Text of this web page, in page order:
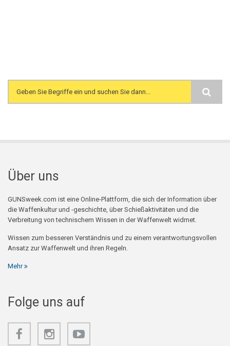
Search form
Über uns
GUNSweek.com ist eine Online-Plattform, die sich der Information über
die Waffenkultur und -geschichte, über Schießaktivitäten und die
Verbreitung von technischem Wissen in der Waffenwelt widmet.
Wissen zum besseren Verständnis und zu einem verantwortungsvollen
Ansatz zur Waffenwelt und ihren Regeln.
Mehr
Folge uns auf